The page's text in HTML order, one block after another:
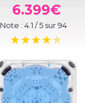
6.399€
Note : 4.1 / 5 sur94